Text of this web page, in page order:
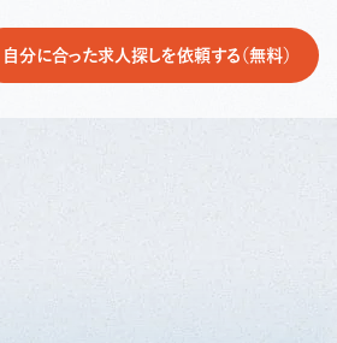
自分に合った求人探しを依頼する（無料）